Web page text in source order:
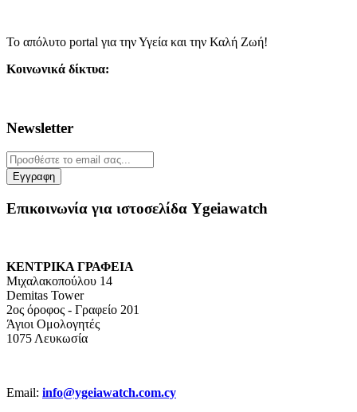
Το απόλυτο portal για την Υγεία και την Καλή Ζωή!
Κοινωνικά δίκτυα:
Newsletter
Επικοινωνία για ιστοσελίδα Ygeiawatch
ΚΕΝΤΡΙΚΑ ΓΡΑΦΕΙΑ
Μιχαλακοπούλου 14
Demitas Tower
2ος όροφος - Γραφείο 201
Άγιοι Ομολογητές
1075 Λευκωσία
Email: info@ygeiawatch.com.cy